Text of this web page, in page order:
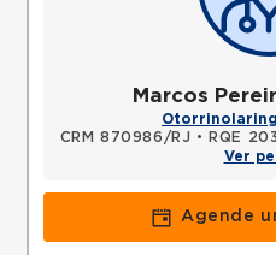
Marcos
CRM 870986/RJ •
RQE
Ver
Agende